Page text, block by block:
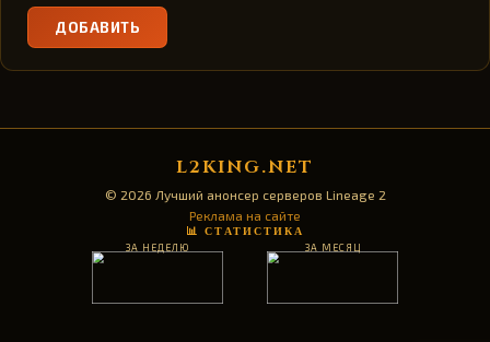
ДОБАВИТЬ
L2KING.NET
© 2026 Лучший анонсер серверов Lineage 2
Реклама на сайте
📊 СТАТИСТИКА
ЗА НЕДЕЛЮ ЗА МЕСЯЦ